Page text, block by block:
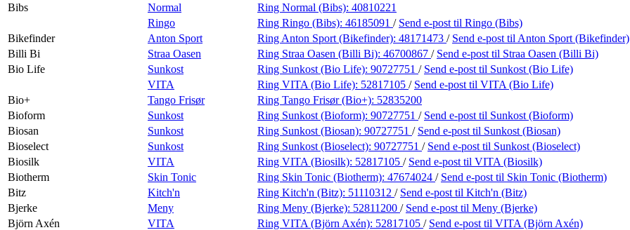
Bibs
Normal Ring Normal (Bibs): 40810221
Ringo
Ring Ringo (Bibs): 46185091 / Send e-post til Ringo (Bibs)
Bikefinder
Anton Sport Ring Anton Sport (Bikefinder): 48171473 / Send e-post til Anton Sport (Bikefinder)
Billi Bi
Straa Oasen Ring Straa Oasen (Billi Bi): 46700867 / Send e-post til Straa Oasen (Billi Bi)
Bio Life
Sunkost Ring Sunkost (Bio Life): 90727751 / Send e-post til Sunkost (Bio Life)
VITA
Ring VITA (Bio Life): 52817105 / Send e-post til VITA (Bio Life)
Bio+
Tango Frisør Ring Tango Frisør (Bio+): 52835200
Bioform
Sunkost Ring Sunkost (Bioform): 90727751 / Send e-post til Sunkost (Bioform)
Biosan
Sunkost Ring Sunkost (Biosan): 90727751 / Send e-post til Sunkost (Biosan)
Bioselect
Sunkost Ring Sunkost (Bioselect): 90727751 / Send e-post til Sunkost (Bioselect)
Biosilk
VITA Ring VITA (Biosilk): 52817105 / Send e-post til VITA (Biosilk)
Biotherm
Skin Tonic Ring Skin Tonic (Biotherm): 47674024 / Send e-post til Skin Tonic (Biotherm)
Bitz
Kitch'n Ring Kitch'n (Bitz): 51110312 / Send e-post til Kitch'n (Bitz)
Bjerke
Meny Ring Meny (Bjerke): 52811200 / Send e-post til Meny (Bjerke)
Björn Axén
VITA Ring VITA (Björn Axén): 52817105 / Send e-post til VITA (Björn Axén)